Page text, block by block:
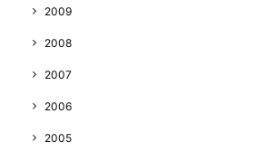
2009
2008
2007
2006
2005